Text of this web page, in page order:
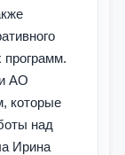
программ.
АО
которые
над
Ирина